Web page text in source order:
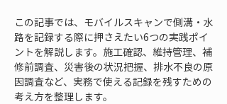
この記事では、モバイルスキャンで側溝・水
路を記録する際に押さえたい6つの実践ポイ
ントを解説します。施工確認、維持管理、補
修前調査、災害後の状況把握、排水不良の原
因調査など、実務で使える記録を残すための
考え方を整理します。